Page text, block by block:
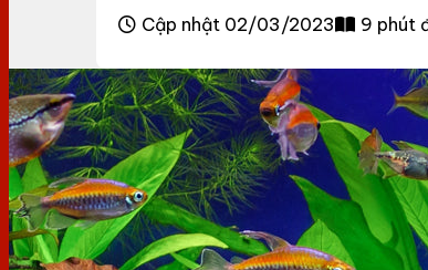
Cập nhật 02/03/2023 9 phút